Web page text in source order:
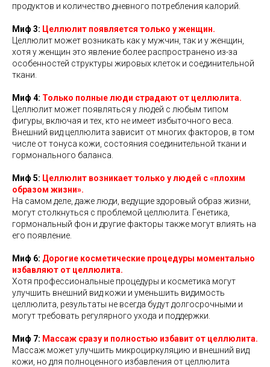
продуктов и количество дневного потребления калорий.
Миф 3: Целлюлит появляется только у женщин.
Целлюлит может возникать как у мужчин, так и у женщин,
хотя у женщин это явление более распространено из-за
особенностей структуры жировых клеток и соединительной
ткани.
Миф 4: Только полные люди страдают от целлюлита.
Целлюлит может появляться у людей с любым типом
фигуры, включая и тех, кто не имеет избыточного веса.
Внешний вид целлюлита зависит от многих факторов, в том
числе от тонуса кожи, состояния соединительной ткани и
гормонального баланса.
Миф 5: Целлюлит возникает только у людей с «плохим
образом жизни».
На самом деле, даже люди, ведущие здоровый образ жизни,
могут столкнуться с проблемой целлюлита. Генетика,
гормональный фон и другие факторы также могут влиять на
его появление.
Миф 6: Дорогие косметические процедуры моментально
избавляют от целлюлита.
Хотя профессиональные процедуры и косметика могут
улучшить внешний вид кожи и уменьшить видимость
целлюлита, результаты не всегда будут долгосрочными и
могут требовать регулярного ухода и поддержки.
Миф 7: Массаж сразу и полностью избавит от целлюлита.
Массаж может улучшить микроциркуляцию и внешний вид
кожи, но для полноценного избавления от целлюлита